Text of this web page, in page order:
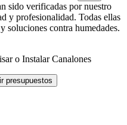
sido verificadas por nuestro
y profesionalidad. Todas ellas
soluciones contra humedades.
o Instalar Canalones
presupuestos